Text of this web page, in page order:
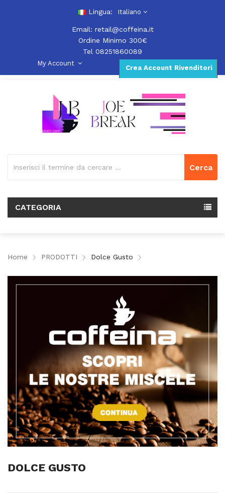
Lingua: Italiano
Email: retail@coffeina.it
Ordine Minimo 300€
Tel 08251860089
Crea Account Rivenditori
My Account
Cerca
CATEGORIA
Home PRODOTTI Dolce Gusto
DOLCE GUSTO